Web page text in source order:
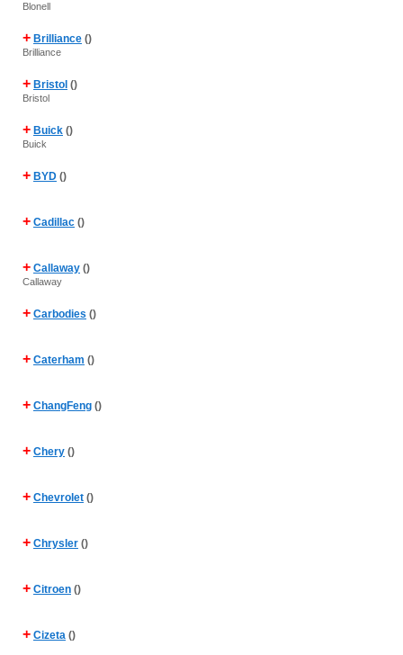
Blonell
+ Brilliance ()
Brilliance
+ Bristol ()
Bristol
+ Buick ()
Buick
+ BYD ()
+ Cadillac ()
+ Callaway ()
Callaway
+ Carbodies ()
+ Caterham ()
+ ChangFeng ()
+ Chery ()
+ Chevrolet ()
+ Chrysler ()
+ Citroen ()
+ Cizeta ()